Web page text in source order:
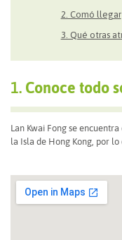
2. Comó llegar
3. Qué otras
1. Conoce todo
Lan Kwai Fong se
la Isla de Hong Kong, por lo